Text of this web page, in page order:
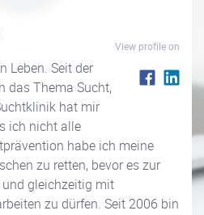
View profile on
Leben. Seit der
das Thema Sucht,
hat mir
ich nicht alle
habe ich meine
zu retten, bevor es zur
gleichzeitig mit
zu dürfen. Seit 2006 bin